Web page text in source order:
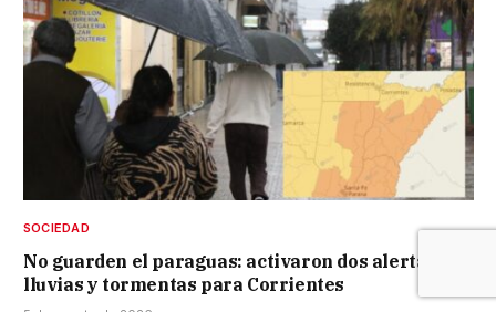
SOCIEDAD
No guarden el paraguas: activaron dos alertas por
lluvias y tormentas para Corrientes